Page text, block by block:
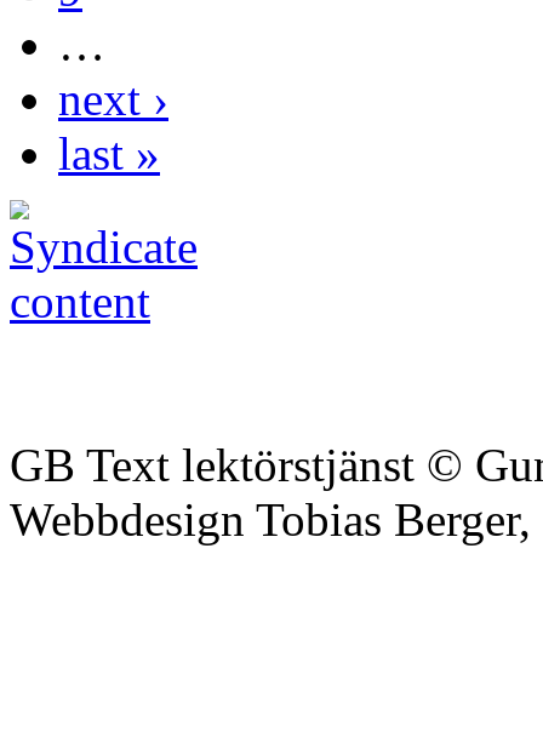
…
next ›
last »
GB Text lektörstjänst ©
Webbdesign Tobias